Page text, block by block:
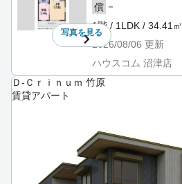
写真を見る
償 －
1階 / 1LDK / 34.41㎡
2026/08/06 更新
ハウスコム 沼津店
Ｄ-Ｃｒｉｎｕｍ 竹原
賃貸アパート